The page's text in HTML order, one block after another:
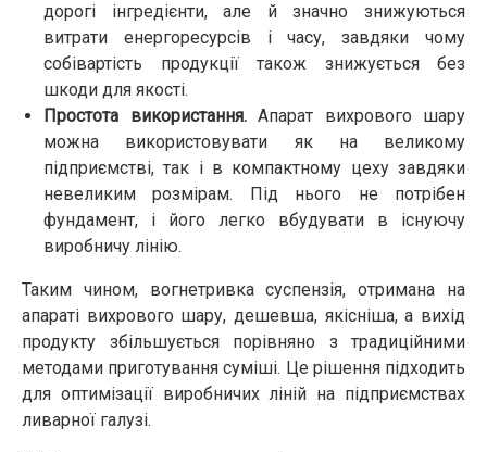
дорогі інгредієнти, але й значно знижуються
витрати енергоресурсів і часу, завдяки чому
собівартість продукції також знижується без
шкоди для якості.
Простота використання.Апарат вихрового шару
можна використовувати як на великому
підприємстві, так і в компактному цеху завдяки
невеликим розмірам. Під нього не потрібен
фундамент, і його легко вбудувати в існуючу
виробничу лінію.
Таким чином, вогнетривка суспензія, отримана на
апараті вихрового шару, дешевша, якісніша, а вихід
продукту збільшується порівняно з традиційними
методами приготування суміші. Це рішення підходить
для оптимізації виробничих ліній на підприємствах
ливарної галузі.